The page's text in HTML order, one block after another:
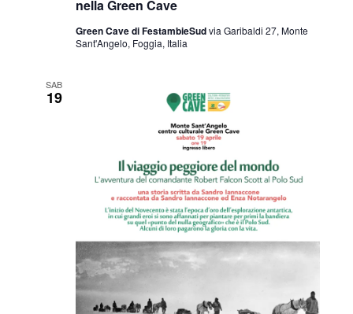
nella Green Cave
Green Cave di FestambieSudvia Garibaldi 27, Monte
Sant'Angelo, Foggia, Italia
SAB
19